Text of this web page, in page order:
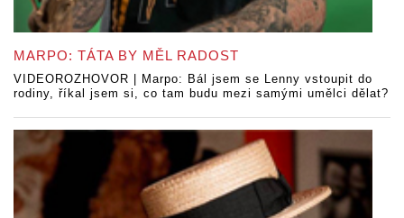
MARPO: TÁTA BY MĚL RADOST
VIDEOROZHOVOR | Marpo: Bál jsem se Lenny vstoupit do
rodiny, říkal jsem si, co tam budu mezi samými umělci dělat?